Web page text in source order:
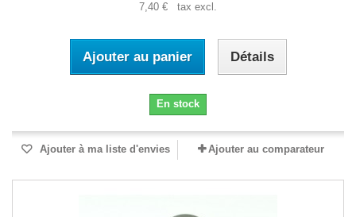
7,40 € tax excl.
Ajouter au panier Détails
En stock
Ajouter à ma liste d'envies Ajouter au comparateur